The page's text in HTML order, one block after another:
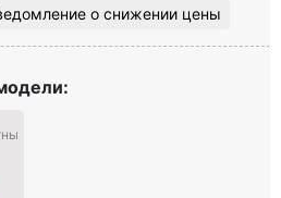
о снижении цены